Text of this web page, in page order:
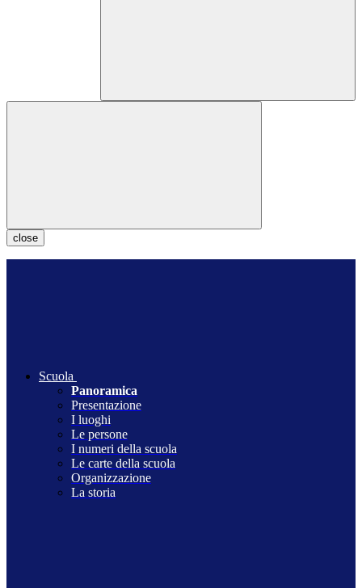
close
Scuola
Panoramica
Presentazione
I luoghi
Le persone
I numeri della scuola
Le carte della scuola
Organizzazione
La storia